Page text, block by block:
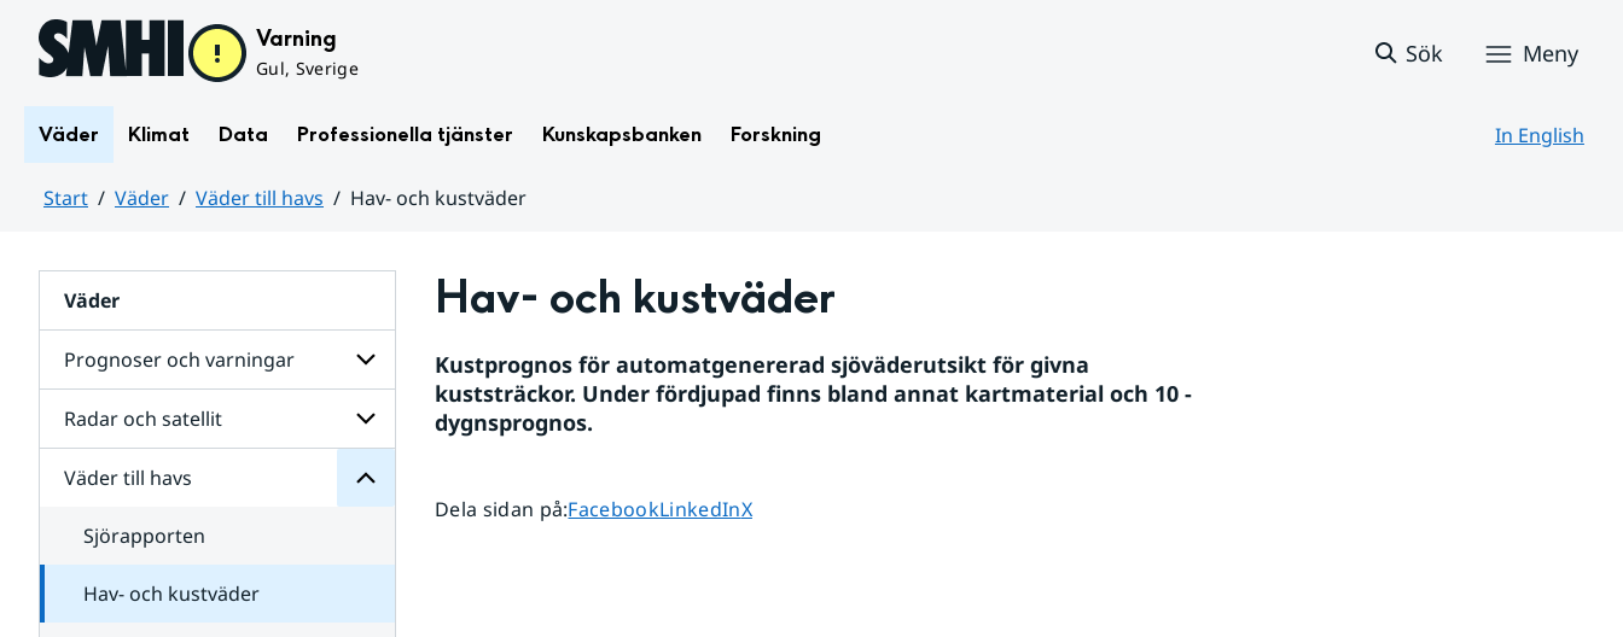
Hoppa till sidans innehåll Varning
Gul, Sverige
Sök Meny
Väder Klimat Data Professionella tjänster Kunskapsbanken Forskning In English
Start Väder Väder till havs
Hav- och kustväder
Väder
Prognoser och varningar
Undersidor
för
Prognoser
och
Radar och satellit
Undersidor
Väder till havs
Undersidor
för
Väder
till
havs
Sjörapporten
Hav- och kustväder
Hav- och kustväder
Kustprognos för automatgenererad sjöväderutsikt för givna
kuststräckor. Under fördjupad finns bland annat kartmaterial och 10 -
dygnsprognos.
Dela sidan på:Dela sidan på
FacebookDela sidan på
LinkedInDela sidan på
X